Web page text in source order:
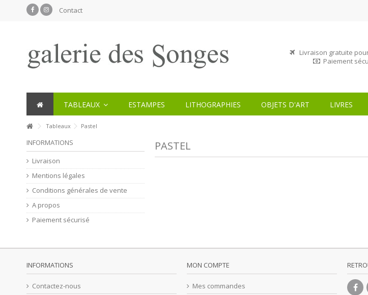
Contact
Livraison gratuite
Paiement
TABLEAUX ESTAMPES LITHOGRAPHIES OBJETS D'ART LIVRES
Tableaux Pastel
PASTEL
INFORMATIONS
Livraison
Mentions légales
Conditions générales de vente
A propos
Paiement sécurisé
INFORMATIONS
Contactez-nous
MON COMPTE
Mes commandes